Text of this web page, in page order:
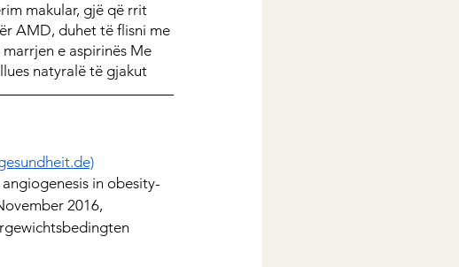
makular, gjë që rrit
AMD, duhet të flisni me
e aspirinës Me
natyralë të gjakut
in obesity-
2016,